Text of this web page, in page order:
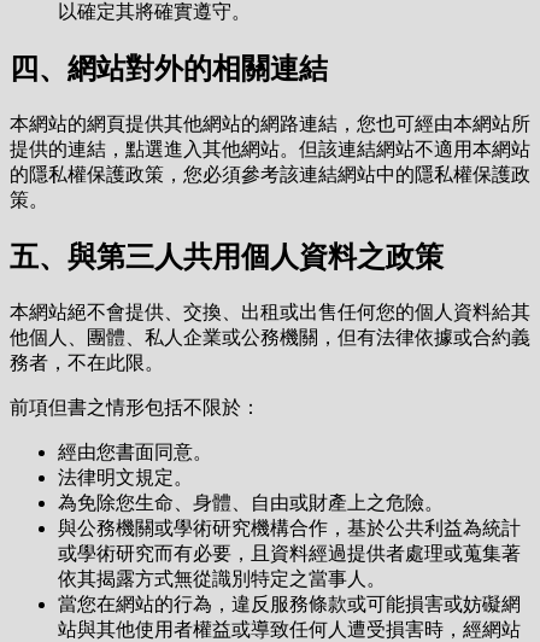
以確定其將確實遵守。
四、網站對外的相關連結
本網站的網頁提供其他網站的網路連結，您也可經由本網站所
提供的連結，點選進入其他網站。但該連結網站不適用本網站
的隱私權保護政策，您必須參考該連結網站中的隱私權保護政
策。
五、與第三人共用個人資料之政策
本網站絕不會提供、交換、出租或出售任何您的個人資料給其
他個人、團體、私人企業或公務機關，但有法律依據或合約義
務者，不在此限。
前項但書之情形包括不限於：
經由您書面同意。
法律明文規定。
為免除您生命、身體、自由或財產上之危險。
與公務機關或學術研究機構合作，基於公共利益為統計
或學術研究而有必要，且資料經過提供者處理或蒐集著
依其揭露方式無從識別特定之當事人。
當您在網站的行為，違反服務條款或可能損害或妨礙網
站與其他使用者權益或導致任何人遭受損害時，經網站